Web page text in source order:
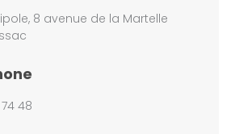
8 avenue de la Martelle
48